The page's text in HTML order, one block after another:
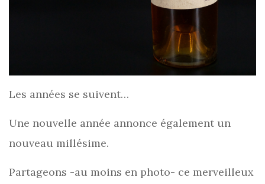
Les années se suivent…
Une nouvelle année annonce également un
nouveau millésime.
Partageons -au moins en photo- ce merveilleux